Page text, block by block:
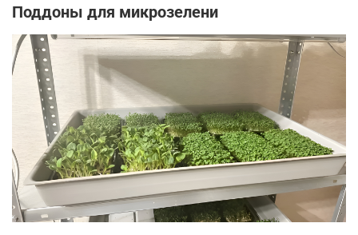
Поддоны для микрозелени